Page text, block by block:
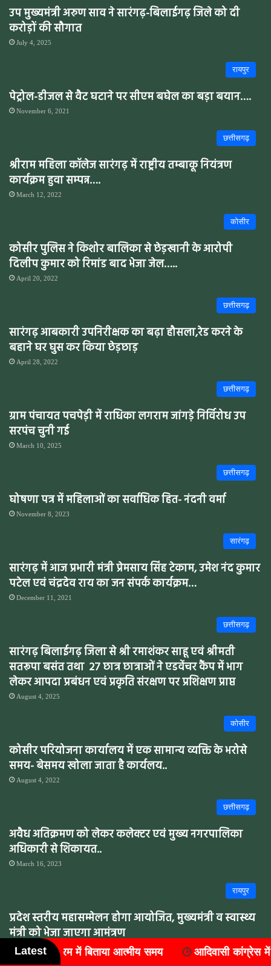
उप मुख्यमंत्री अरुण साव ने सारंगढ़-बिलाईगढ़ जिले को दी
करोड़ों की सौगात
July 4, 2025
रायपुर
पेट्रोल-डीजल से वैट घटाने पर सीएम बघेल का बड़ा बयान….
November 6, 2021
छत्तीसगढ़
श्रीराम महिला कॉलेज सारंगढ़ में राष्ट्रीय तम्बाकू नियंत्रण
कार्यक्रम हुवा सम्पन्न….
March 12, 2022
कोसीर
कोसीर पुलिस ने किशोर बालिका से छेड़खानी के आरोपी
दिलीप कुमार को रिमांड बाद भेजा जेल…..
April 20, 2022
छत्तीसगढ़
सारंगढ़ आबकारी उपनिरीक्षक का बढ़ा हौसला,रेड करने के
बहाने घर घुस कर किया छेड़छाड़
April 28, 2022
छत्तीसगढ़
ग्राम पंचायत पचपेड़ी में राधिका लगराम जांगड़े निर्विरोध उप
सरपंच चुनी गई
March 10, 2025
छत्तीसगढ़
घोषणा पत्र में महिलाओं का सर्वाधिक हित- नंदनी वर्मा
November 8, 2023
सारंगढ़
सारंगढ़ में आज प्रभारी मंत्री प्रेमसाय सिंह टेकाम, उमेश नंद कुमार
पटेल एवं चंद्रदेव राय का जन संपर्क कार्यक्रम…
December 11, 2021
छत्तीसगढ़
सारंगढ़ बिलाईगढ़ जिला से श्री रमाशंकर साहू एवं श्रीमती
सतरूपा बसंत तथा 27 छात्र छात्राओं ने एडवेंचर कैंप में भाग
लेकर आपदा प्रबंधन एवं प्रकृति संरक्षण पर प्रशिक्षण प्राप्त
August 4, 2025
कोसीर
कोसीर परियोजना कार्यालय में एक सामान्य व्यक्ति के भरोसे
समय- बेसमय खोला जाता है कार्यलय..
August 4, 2022
छत्तीसगढ़
अवैध अतिक्रमण को लेकर कलेक्टर एवं मुख्य नगरपालिका
अधिकारी से शिकायत..
March 16, 2023
रायपुर
प्रदेश स्तरीय महासम्मेलन होगा आयोजित, मुख्यमंत्री व स्वास्थ्य
मंत्री को भेजा जाएगा आमंत्रण
April 12, 2026
Latestआदिवासी कांग्रेस में संगठन विस्तार, जिले के सात ब्लॉकों में